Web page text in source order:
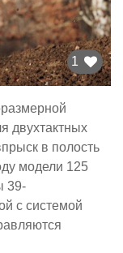
1
двухтактных
в полость
модели 125
39-
с системой